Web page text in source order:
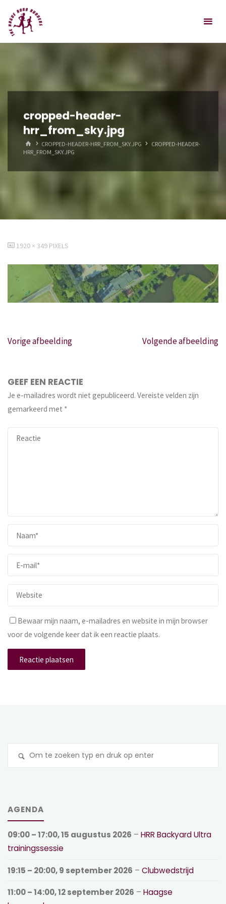
Spring
naar
inhoud
cropped-header-
hrr_from_sky.jpg
HOMECROPPED-HEADER-HRR_FROM_SKY.JPG
CROPPED-HEADER-
HRR_FROM_SKY.JPG
VOLLEDIGE
1920 × 349 PIXELS
Vorige afbeelding Volgende afbeelding
GEEF EEN REACTIE
Je e-mailadres wordt niet gepubliceerd. Vereiste velden zijn
gemarkeerd met *
Bewaar mijn naam, e-mailadres en website in mijn browser
voor de volgende keer dat ik een reactie plaats.
AGENDA
09:00– 17:00,15 augustus 2026 –HRR Backyard Ultra
trainingssessie
19:15 – 20:00,9 september 2026 –Clubwedstrijd
11:00– 14:00,12 september 2026 –Haagse